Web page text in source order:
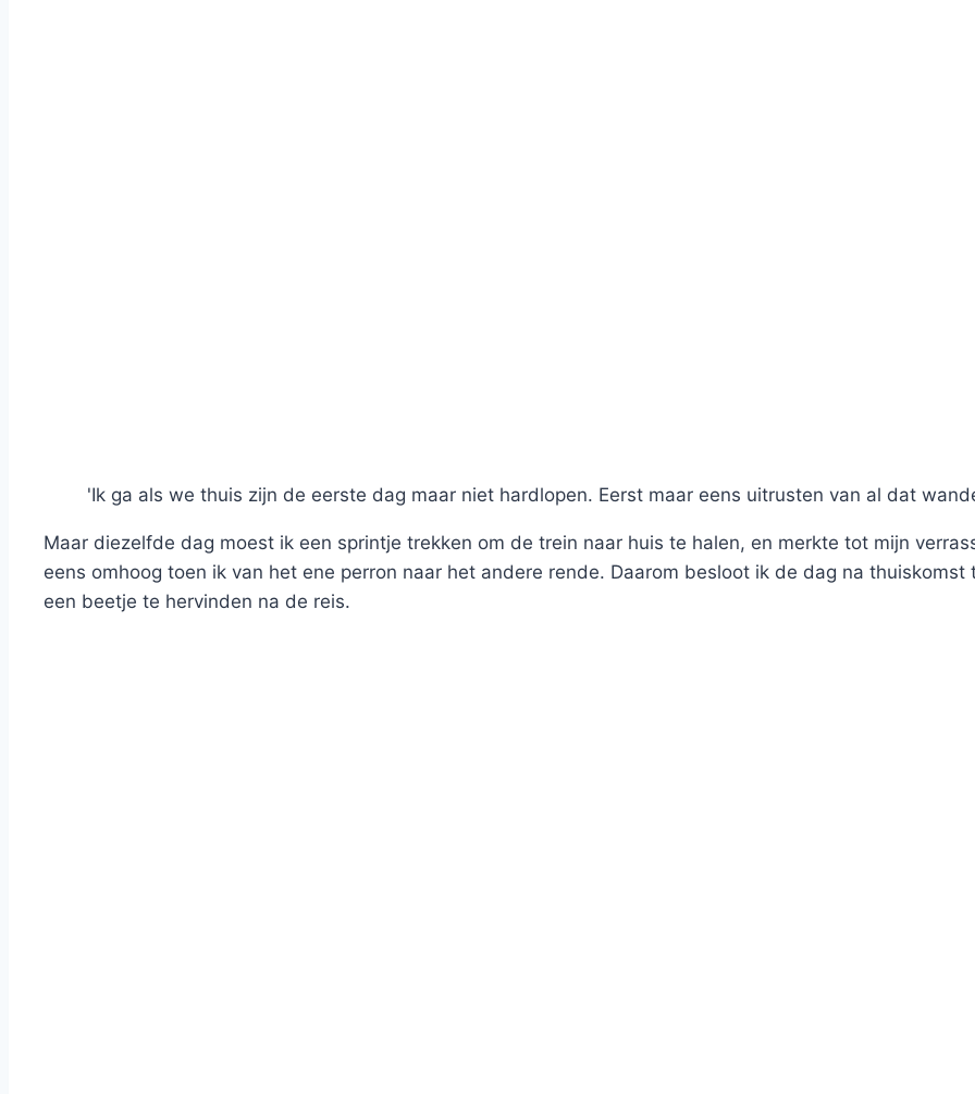
'Ik ga als we thuis zijn de eerste dag maar niet hardlopen. Eerst maar eens uitrusten van al dat
Maar diezelfde dag moest ik een sprintje trekken om de trein naar huis te halen, en merkte tot mijn
eens omhoog toen ik van het ene perron naar het andere rende. Daarom besloot ik de dag na
een beetje te hervinden na de reis.